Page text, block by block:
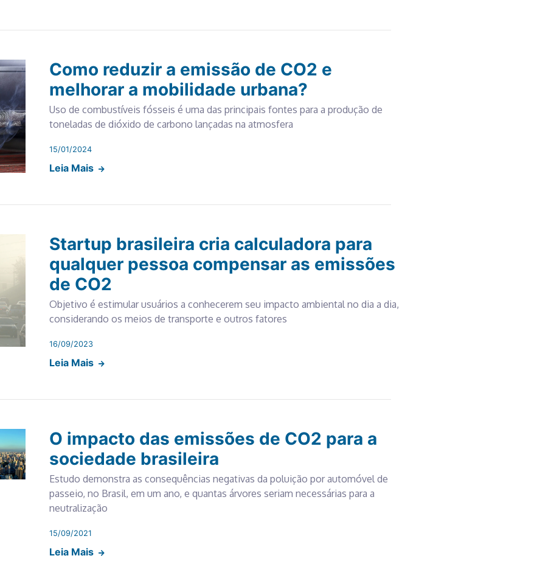
Como reduzir a emissão de CO2 e
melhorar a mobilidade urbana?
Uso de combustíveis fósseis é uma das principais fontes para a produção de
toneladas de dióxido de carbono lançadas na atmosfera
15/01/2024
Leia Mais
Startup brasileira cria calculadora para
qualquer pessoa compensar as emissões
de CO2
Objetivo é estimular usuários a conhecerem seu impacto ambiental no dia a dia,
considerando os meios de transporte e outros fatores
16/09/2023
Leia Mais
O impacto das emissões de CO2 para a
sociedade brasileira
Estudo demonstra as consequências negativas da poluição por automóvel de
passeio, no Brasil, em um ano, e quantas árvores seriam necessárias para a
neutralização
15/09/2021
Leia Mais